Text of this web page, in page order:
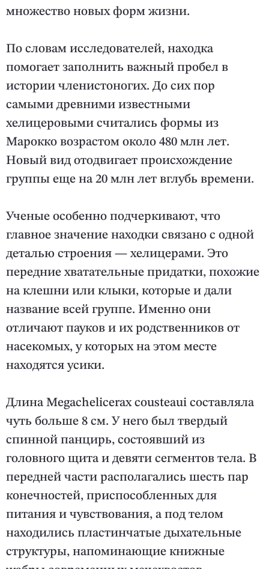
множество новых форм жизни.
По словам исследователей, находка
помогает заполнить важный пробел в
истории членистоногих. До сих пор
самыми древними известными
хелицеровыми считались формы из
Марокко возрастом около 480 млн лет.
Новый вид отодвигает происхождение
группы еще на 20 млн лет вглубь времени.
Ученые особенно подчеркивают, что
главное значение находки связано с одной
деталью строения — хелицерами. Это
передние хватательные придатки, похожие
на клешни или клыки, которые и дали
название всей группе. Именно они
отличают пауков и их родственников от
насекомых, у которых на этом месте
находятся усики.
Длина Megachelicerax cousteaui составляла
чуть больше 8 см. У него был твердый
спинной панцирь, состоявший из
головного щита и девяти сегментов тела. В
передней части располагались шесть пар
конечностей, приспособленных для
питания и чувствования, а под телом
находились пластинчатые дыхательные
структуры, напоминающие книжные